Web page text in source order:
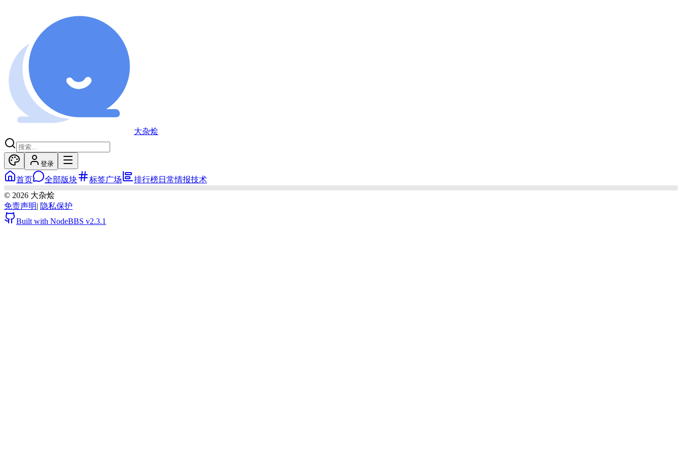
大杂烩
登录
首页 全部版块 标签广场 排行榜日常情报技术
© 2026 大杂烩
免责声明| 隐私保护
Built with NodeBBS v2.3.1